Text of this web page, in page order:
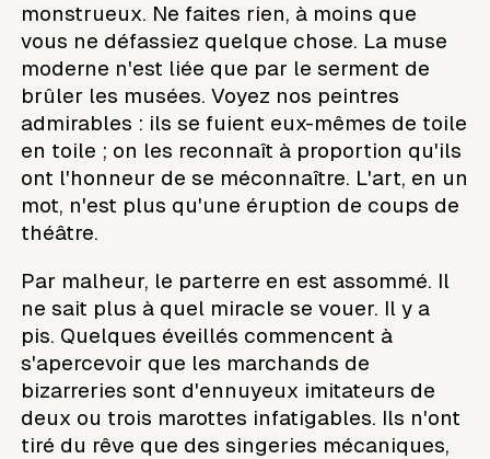
monstrueux. Ne faites rien, à moins que
vous ne défassiez quelque chose. La muse
moderne n'est liée que par le serment de
brûler les musées. Voyez nos peintres
admirables : ils se fuient eux-mêmes de toile
en toile ; on les reconnaît à proportion qu'ils
ont l'honneur de se méconnaître. L'art, en un
mot, n'est plus qu'une éruption de coups de
théâtre.
Par malheur, le parterre en est assommé. Il
ne sait plus à quel miracle se vouer. Il y a
pis. Quelques éveillés commencent à
s'apercevoir que les marchands de
bizarreries sont d'ennuyeux imitateurs de
deux ou trois marottes infatigables. Ils n'ont
tiré du rêve que des singeries mécaniques,